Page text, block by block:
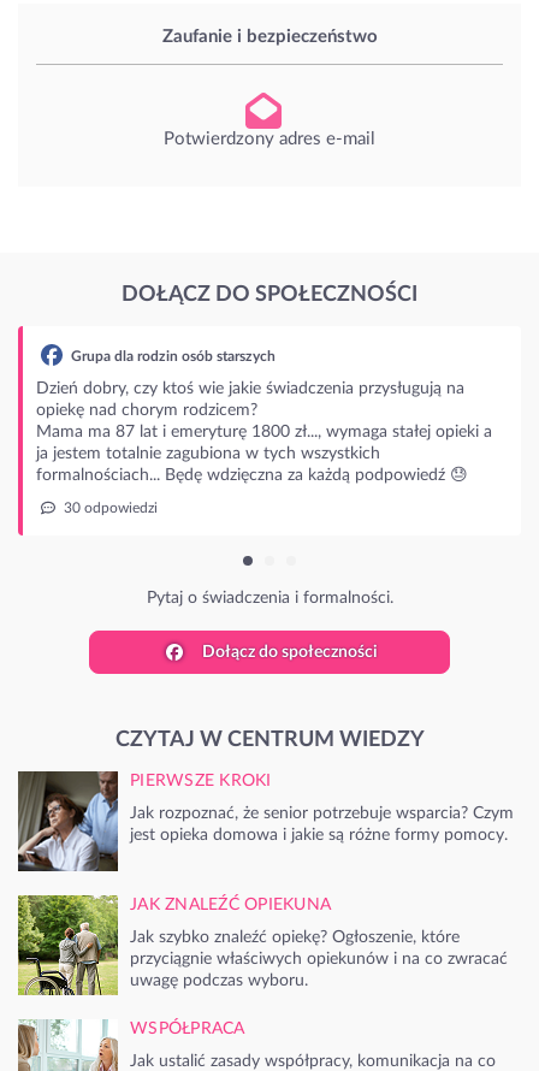
Zaufanie i bezpieczeństwo
Potwierdzony adres e-mail
DOŁĄCZ DO SPOŁECZNOŚCI
dla rodzin osób starszych
czy ktoś wie jakie świadczenia przysługują na
nad chorym rodzicem?
ma 87 lat i emeryturę 1800 zł..., wymaga stałej opieki a
totalnie zagubiona w tych wszystkich
Będę wdzięczna za każdą podpowiedź 😓
Pytaj o świadczenia i formalności.
Dołącz do społeczności
CZYTAJ W CENTRUM WIEDZY
PIERWSZE KROKI
Jak rozpoznać, że senior potrzebuje wsparcia? Czym
jest opieka domowa i jakie są różne formy pomocy.
JAK ZNALEŹĆ OPIEKUNA
Jak szybko znaleźć opiekę? Ogłoszenie, które
przyciągnie właściwych opiekunów i na co zwracać
uwagę podczas wyboru.
WSPÓŁPRACA
Jak ustalić zasady współpracy, komunikacja na co